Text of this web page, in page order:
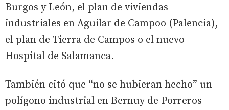
Burgos y León, el plan de viviendas
industriales en Aguilar de Campoo (Palencia),
el plan de Tierra de Campos o el nuevo
Hospital de Salamanca.
También citó que “no se hubieran hecho” un
polígono industrial en Bernuy de Porreros